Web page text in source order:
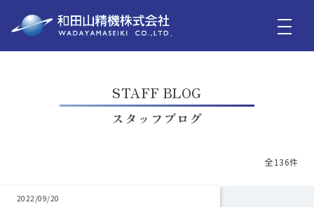
STAFF BLOG
スタッフブログ
全136件
2022/09/20